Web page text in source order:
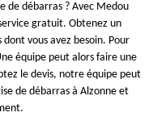
de débarras ? Avec Medou
gratuit. Obtenez un
vous avez besoin. Pour
équipe peut alors faire une
le devis, notre équipe peut
de débarras à Alzonne et